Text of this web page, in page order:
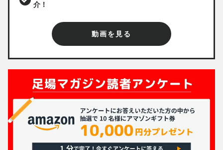
介！
動画を見る